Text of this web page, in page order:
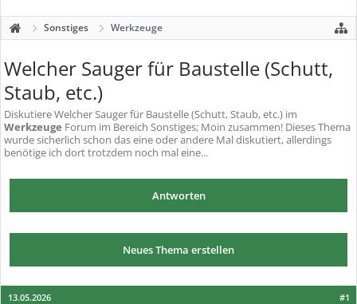
Sonstiges Werkzeuge
Welcher Sauger für Baustelle (Schutt,
Staub, etc.)
DiskutiereWelcher Sauger für Baustelle (Schutt, Staub, etc.) im
Werkzeuge Forum im Bereich Sonstiges; Moin zusammen! Dieses Thema
wurde sicherlich schon das eine oder andere Mal diskutiert, allerdings
benötige ich dort trotzdem noch mal eine...
Antworten
Neues Thema erstellen
#1
13.05.2026